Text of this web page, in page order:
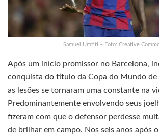
Samuel Umtiti – Foto: Creative
Após um início promissor no Barcelona,
conquista do título da Copa do Mundo de
as lesões se tornaram uma constante na
Predominantemente envolvendo seus
fizeram com que o defensor perdesse
de brilhar em campo. Nos seis anos após